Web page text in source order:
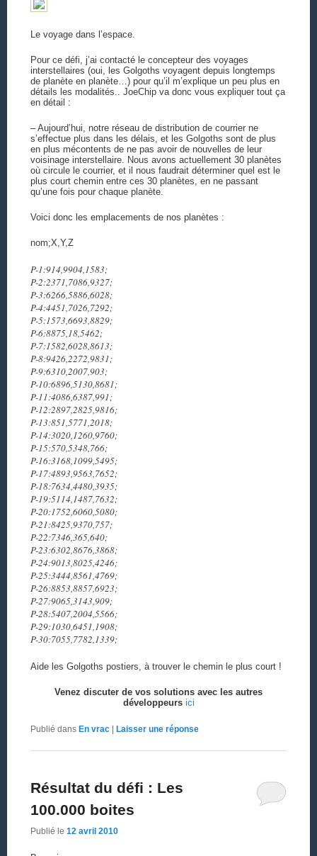
Le voyage dans l’espace.
Pour ce défi, j’ai contacté le concepteur des voyages
interstellaires (oui, les Golgoths voyagent depuis longtemps
de planète en planète…) pour qu’il m’explique un peu plus en
détails les modalités.. JoeChip va donc vous expliquer tout ça
en détail :
– Aujourd’hui, notre réseau de distribution de courrier ne
s’effectue plus dans les délais, et les Golgoths sont de plus
en plus mécontents de ne pas avoir de nouvelles de leur
voisinage interstellaire. Nous avons actuellement 30 planètes
où circule le courrier, et il nous faudrait déterminer quel est le
plus court chemin entre ces 30 planètes, en ne passant
qu’une fois pour chaque planète.
Voici donc les emplacements de nos planètes :
nom;X,Y,Z
P-1:914,9904,1583;
P-2:2371,7086,9327;
P-3:6266,5886,6028;
P-4:4451,7026,7292;
P-5:1573,6693,8829;
P-6:8875,18,5462;
P-7:1582,6028,8613;
P-8:9426,2272,9831;
P-9:6310,2007,903;
P-10:6896,5130,8681;
P-11:4086,6387,991;
P-12:2897,2825,9816;
P-13:851,5771,2018;
P-14:3020,1260,9760;
P-15:570,5348,766;
P-16:3168,1099,5495;
P-17:4893,9563,7652;
P-18:7634,4480,3935;
P-19:5114,1487,7632;
P-20:1752,6060,5080;
P-21:8425,9370,757;
P-22:7346,365,640;
P-23:6302,8676,3868;
P-24:9013,8025,4246;
P-25:3444,8561,4769;
P-26:8853,8857,6923;
P-27:9065,3143,909;
P-28:5407,2004,5566;
P-29:1030,6451,1908;
P-30:7055,7782,1339;
Aide les Golgoths postiers, à trouver le chemin le plus court !
Venez discuter de vos solutions avec les autres
développeurs ici
Publié dans En vrac | Laisser une réponse
Résultat du défi : Les
100.000 boites
Publié le 12 avril 2010